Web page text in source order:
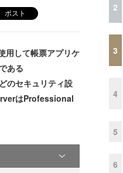
ポスト
用して帳票アプリケ
ある
のセキュリティ設
はProfessional
2
3
4
5
6